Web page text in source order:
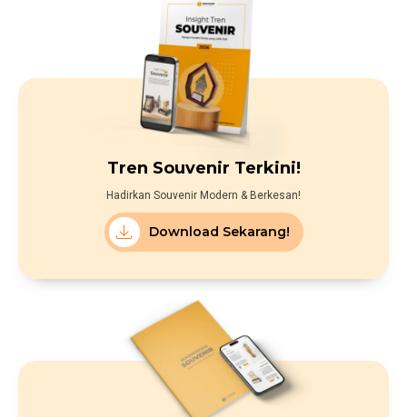
Tren Souvenir Terkini!
Hadirkan Souvenir Modern & Berkesan!
Download Sekarang!